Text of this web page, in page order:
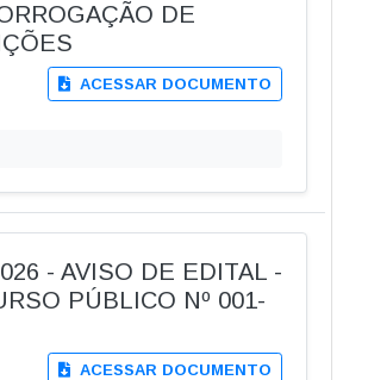
DE
ACESSAR DOCUMENTO
- AVISO DE EDITAL -
PÚBLICO Nº 001-
ACESSAR DOCUMENTO